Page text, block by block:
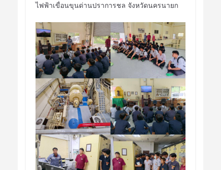
ไฟฟ้าเขื่อนขุนด่านปราการชล จังหวัดนครนายก